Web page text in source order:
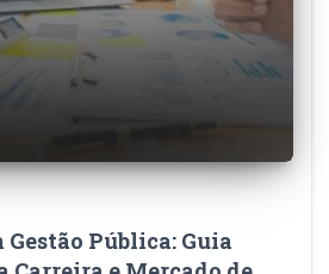
Gestão Pública: Guia